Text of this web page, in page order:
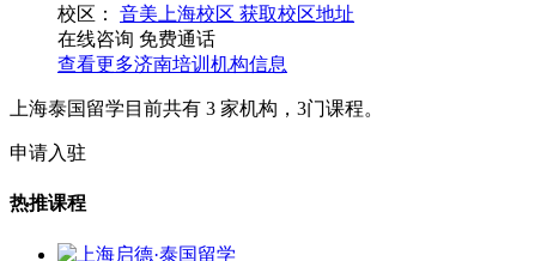
校区：
音美上海校区 获取校区地址
在线咨询 免费通话
查看更多济南培训机构信息
上海泰国留学目前共有 3 家机构， 3门课程。
申请入驻
热推课程